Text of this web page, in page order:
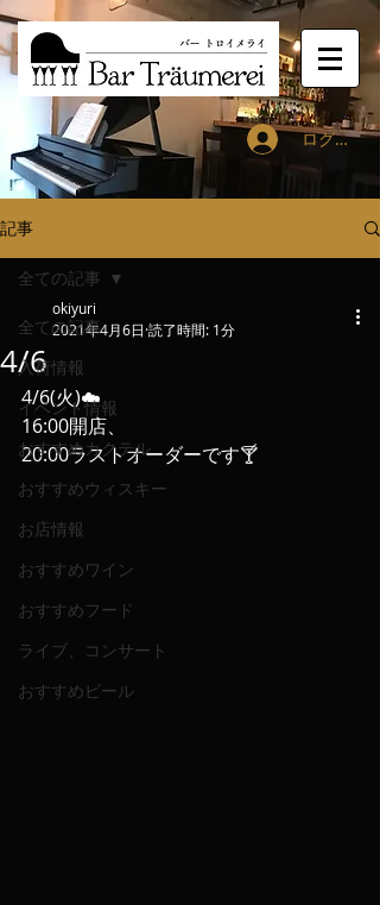
ログイン
記事
全ての記事
入荷情報
イベント情報
おすすめカクテル
おすすめウィスキー
お店情報
おすすめワイン
おすすめフード
ライブ、コンサート
おすすめビール
全ての記事
4/6
okiyuri
2021年4月6日 読了時間: 1分
4/6(火)☁️
16:00開店、
20:00ラストオーダーです🍸